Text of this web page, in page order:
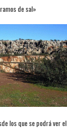
de sal»
los que se podrá ver el